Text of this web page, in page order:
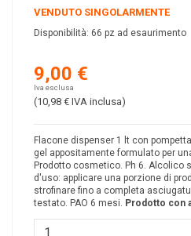
VENDUTO SINGOLARMENTE
Disponibilità: 66 pz ad esaurimento
9,00 €
Iva esclusa
(10,98 € IVA inclusa)
Flacone dispenser 1 lt con
gel appositamente formulato per
Prodotto cosmetico. Ph 6. Alcolico
d'uso: applicare una porzione di
strofinare fino a completa
testato. PAO 6 mesi. Prodotto con